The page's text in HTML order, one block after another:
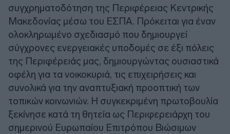
συγχρηματοδότηση της Περιφέρειας Κεντρικής
Μακεδονίας μέσω του ΕΣΠΑ. Πρόκειται για έναν
ολοκληρωμένο σχεδιασμό που δημιουργεί
σύγχρονες ενεργειακές υποδομές σε έξι πόλεις
της Περιφέρειάς μας, δημιουργώντας ουσιαστικά
οφέλη για τα νοικοκυριά, τις επιχειρήσεις και
συνολικά για την αναπτυξιακή προοπτική των
τοπικών κοινωνιών. Η συγκεκριμένη πρωτοβουλία
ξεκίνησε κατά τη θητεία ως Περιφερειάρχη του
σημερινού Ευρωπαίου Επιτρόπου Βιώσιμων